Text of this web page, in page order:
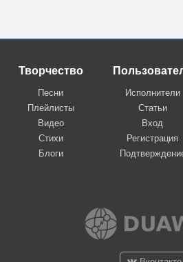
Творчество
Песни
Плейлисты
Видео
Стихи
Блоги
Исполнители
Статьи
Вход
Регистрация